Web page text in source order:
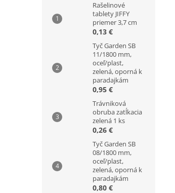
Rašelinové
tablety JIFFY
priemer 3,7 cm
0,13 €
Tyč Garden SB
11/1800 mm,
oceľ/plast,
zelená, oporná k
paradajkám
0,95 €
Trávniková
obruba zatĺkacia
zelená 1 ks
0,26 €
Tyč Garden SB
08/1800 mm,
oceľ/plast,
zelená, oporná k
paradajkám
0,80 €